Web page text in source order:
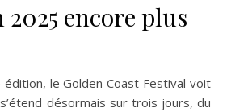
encore plus
le Golden Coast Festival voit
désormais sur trois jours, du